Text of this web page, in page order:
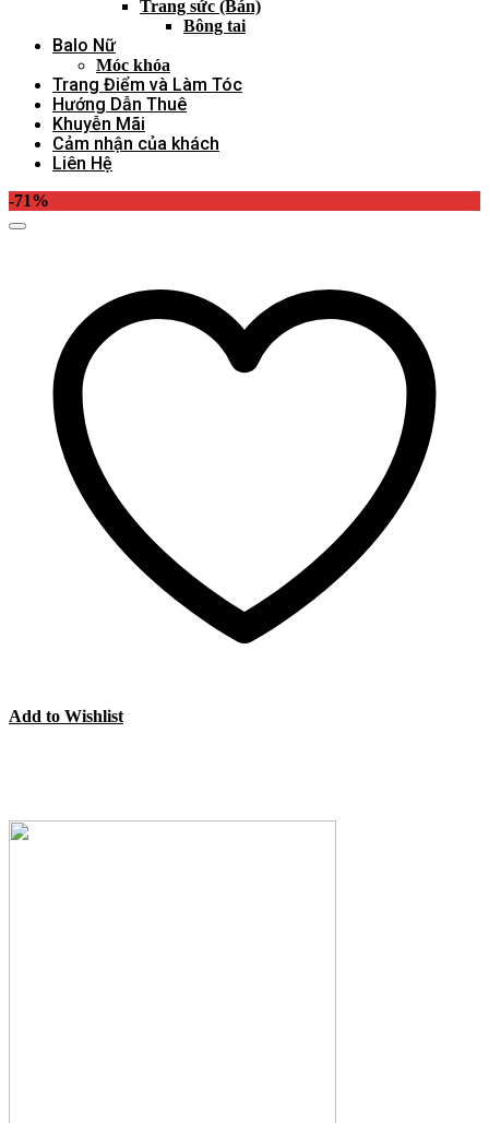
Trang sức (Bán)
Bông tai
Balo Nữ
Móc khóa
Trang Điểm và Làm Tóc
Hướng Dẫn Thuê
Khuyễn Mãi
Cảm nhận của khách
Liên Hệ
-71%
Add to Wishlist